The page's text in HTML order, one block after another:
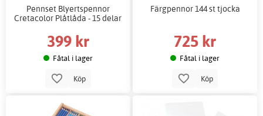
Pennset Blyertspennor
Cretacolor Plåtlåda - 15 delar
399 kr
Fåtal i lager
Köp
Färgpennor 144 st tjocka
725 kr
Fåtal i lager
Köp